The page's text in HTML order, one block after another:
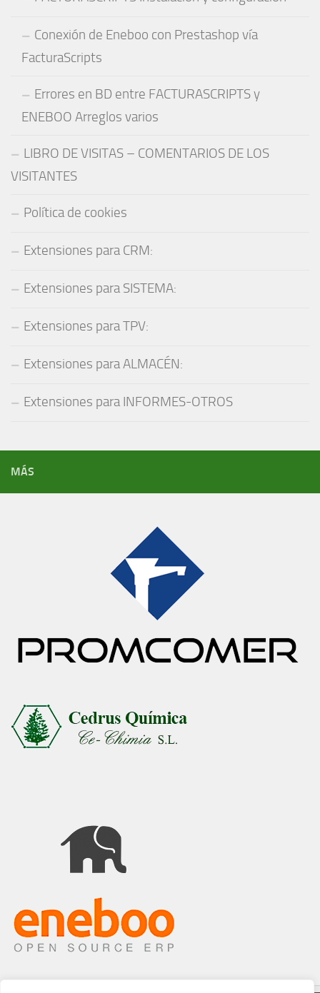
Conexión de Eneboo con Prestashop vía
FacturaScripts
Errores en BD entre FACTURASCRIPTS y
ENEBOO Arreglos varios
LIBRO DE VISITAS – COMENTARIOS DE LOS
VISITANTES
Política de cookies
Extensiones para CRM:
Extensiones para SISTEMA:
Extensiones para TPV:
Extensiones para ALMACÉN:
Extensiones para INFORMES-OTROS
MÁS